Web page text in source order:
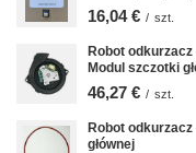
16,04 € / szt.
Robot odkurzacz
Modul szczotki
46,27 € / szt.
Robot
głównej